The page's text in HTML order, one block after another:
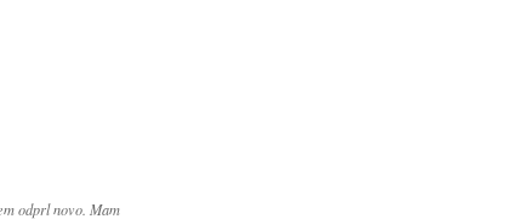
odprl novo. Mam